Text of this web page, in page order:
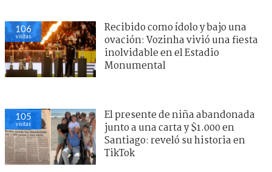
106
visitas
Recibido como ídolo y bajo una
ovación: Vozinha vivió una fiesta
inolvidable en el Estadio
Monumental
105
visitas
El presente de niña abandonada
junto a una carta y $1.000 en
Santiago: reveló su historia en
TikTok